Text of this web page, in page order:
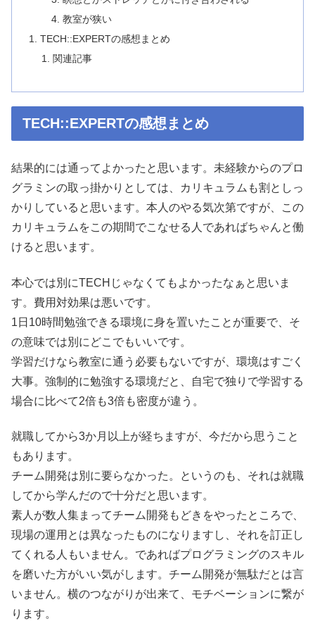
教室が狭い
TECH::EXPERTの感想まとめ
関連記事
TECH::EXPERTの感想まとめ
結果的には通ってよかったと思います。未経験からのプロ
グラミンの取っ掛かりとしては、カリキュラムも割としっ
かりしていると思います。本人のやる気次第ですが、この
カリキュラムをこの期間でこなせる人であればちゃんと働
けると思います。
本心では別にTECHじゃなくてもよかったなぁと思いま
す。費用対効果は悪いです。
1日10時間勉強できる環境に身を置いたことが重要で、そ
の意味では別にどこでもいいです。
学習だけなら教室に通う必要もないですが、環境はすごく
大事。強制的に勉強する環境だと、自宅で独りで学習する
場合に比べて2倍も3倍も密度が違う。
就職してから3か月以上が経ちますが、今だから思うこと
もあります。
チーム開発は別に要らなかった。というのも、それは就職
してから学んだので十分だと思います。
素人が数人集まってチーム開発もどきをやったところで、
現場の運用とは異なったものになりますし、それを訂正し
てくれる人もいません。であればプログラミングのスキル
を磨いた方がいい気がします。チーム開発が無駄だとは言
いません。横のつながりが出来て、モチベーションに繋が
ります。